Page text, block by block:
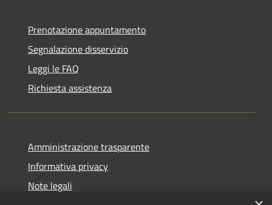
Prenotazione appuntamento
Segnalazione disservizio
Leggi le FAQ
Richiesta assistenza
Amministrazione trasparente
Informativa privacy
Note legali